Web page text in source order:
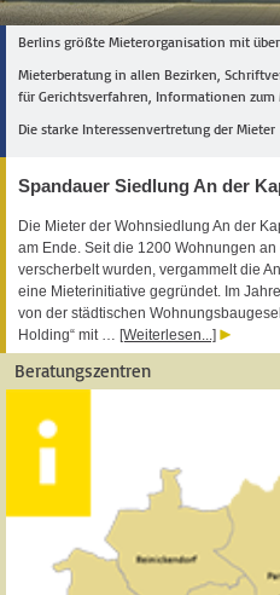
Berlins größte Mieterorganisation mit
Mieterberatung in allen Bezirken,
für Gerichtsverfahren, Informationen
Die starke Interessenvertretung der Mieter
Spandauer Siedlung An der
Die Mieter der Wohnsiedlung An der
am Ende. Seit die 1200 Wohnungen
verscherbelt wurden, vergammelt die
eine Mieterinitiative gegründet. Im
von der städtischen
Holding“ mit … [Weiterlesen...]
Beratungszentren